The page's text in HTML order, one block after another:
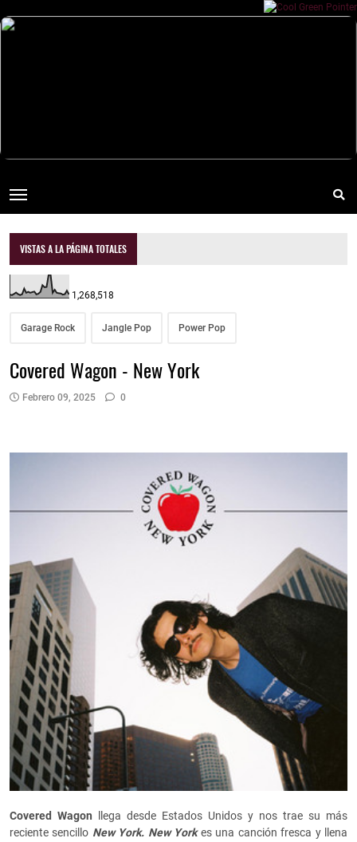
VISTAS A LA PÁGINA TOTALES
1,268,518
Garage Rock Jangle Pop Power Pop
Covered Wagon - New York
Febrero 09, 2025 0
Covered Wagon llega desde Estados Unidos y nos trae su más
reciente sencillo New York. New Yorkes una canción fresca y llena